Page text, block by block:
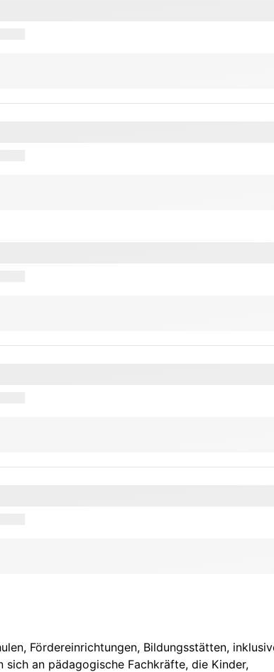
Fördereinrichtungen, Bildungsstätten,
an pädagogische Fachkräfte, die Kinder,